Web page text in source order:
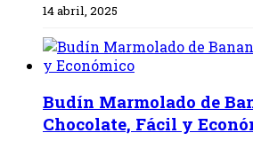
14 abril, 2025
Budín Marmolado de
Chocolate, Fácil y